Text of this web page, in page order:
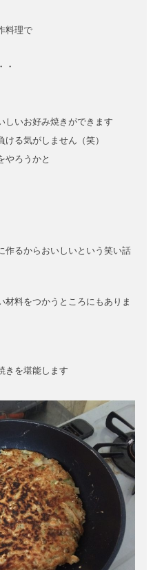
料理で
・
しいお好み焼きができます
る気がしません（笑）
やろうかと
作るからおいしいという笑い話
材料をつかうところにもありま
きを堪能します